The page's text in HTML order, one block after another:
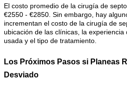
El costo promedio de la cirugía de
€2550 - €2850. Sin embargo, hay
incrementan el costo de la cirugía de
ubicación de las clínicas, la experiencia
usada y el tipo de tratamiento.
Los Próximos Pasos si Planeas
Desviado